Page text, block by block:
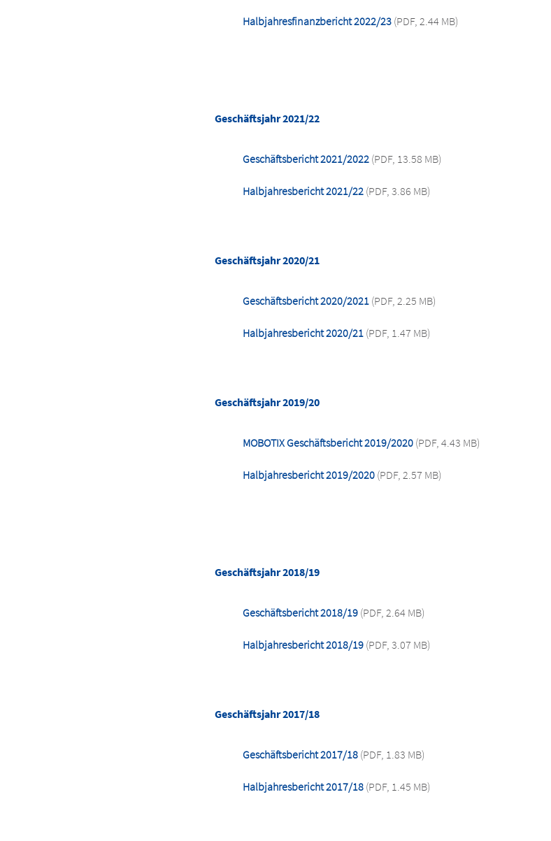
Halbjahresfinanzbericht 2022/23 (PDF, 2.44 MB)
Geschäftsjahr 2021/22
Geschäftsbericht 2021/2022 (PDF, 13.58 MB)
Halbjahresbericht 2021/22 (PDF, 3.86 MB)
Geschäftsjahr 2020/21
Geschäftsbericht 2020/2021 (PDF, 2.25 MB)
Halbjahresbericht 2020/21 (PDF, 1.47 MB)
Geschäftsjahr 2019/20
MOBOTIX Geschäftsbericht 2019/2020 (PDF, 4.43 MB)
Halbjahresbericht 2019/2020 (PDF, 2.57 MB)
Geschäftsjahr 2018/19
Geschäftsbericht 2018/19 (PDF, 2.64 MB)
Halbjahresbericht 2018/19 (PDF, 3.07 MB)
Geschäftsjahr 2017/18
Geschäftsbericht 2017/18 (PDF, 1.83 MB)
Halbjahresbericht 2017/18 (PDF, 1.45 MB)